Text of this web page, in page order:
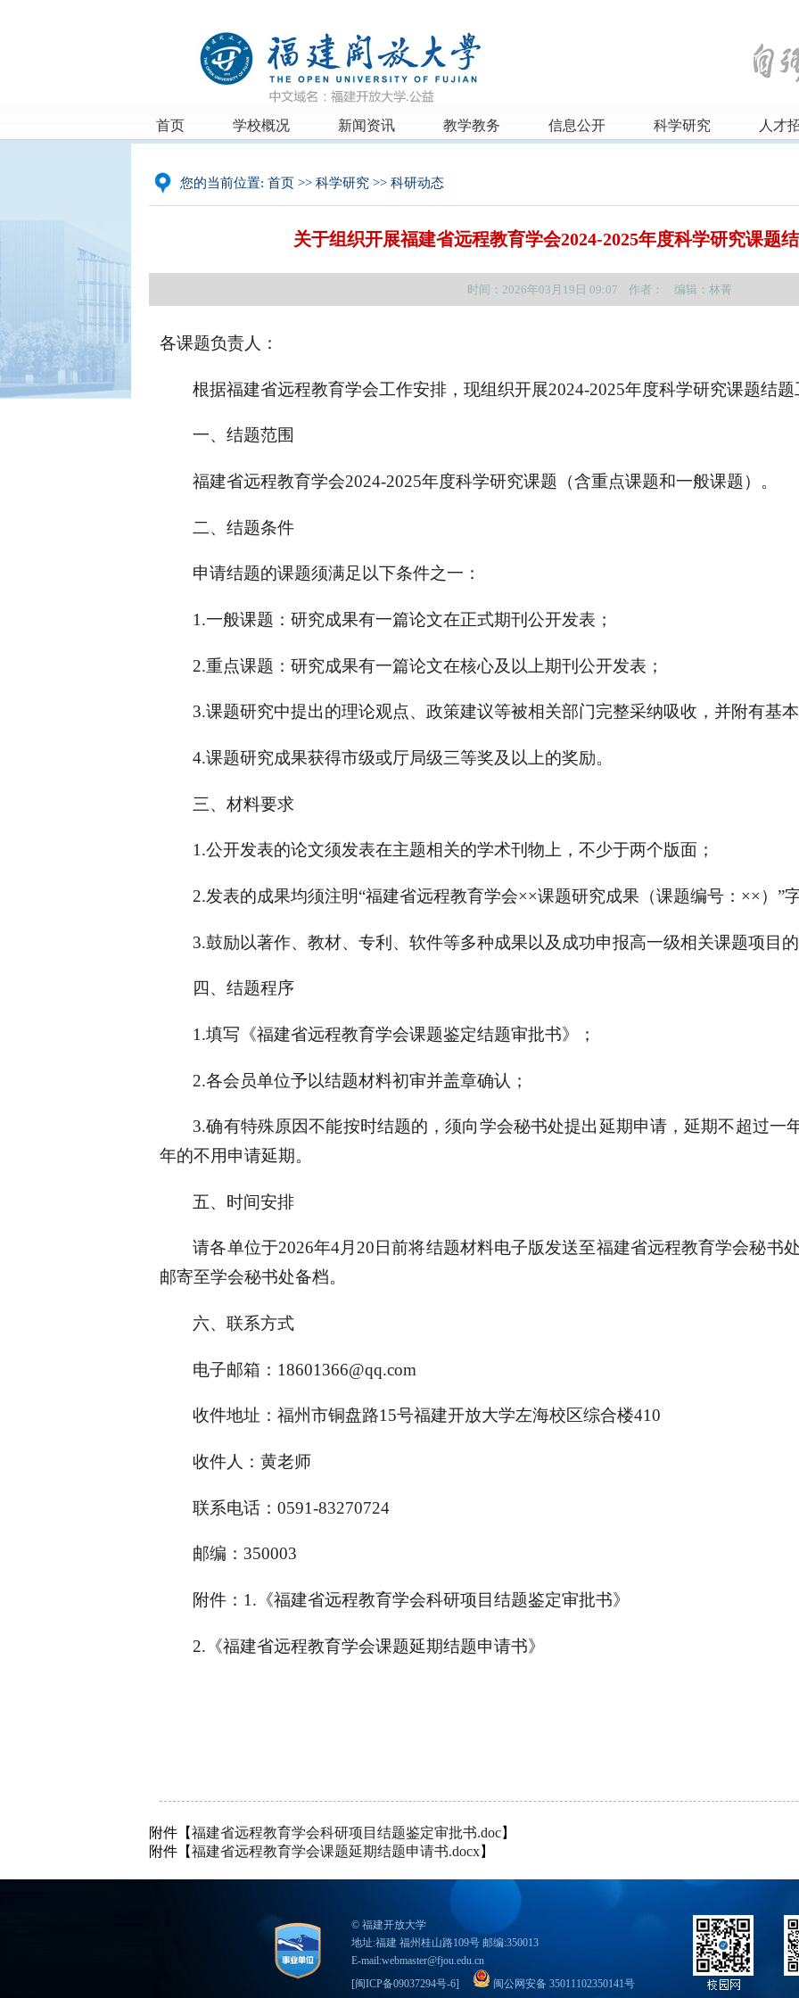
首页 学校概况 新闻资讯 教学教务 信息公开 科学研究 人才
您的当前位置: 首页 >> 科学研究 >> 科研动态
关于组织开展福建省远程教育学会2024-2025年度科学研究课题
时间：2026年03月19日 09:07 作者： 编辑：林菁
各课题负责人：
根据福建省远程教育学会工作安排，现组织开展2024-2025年度科学研究课题结题
一、结题范围
福建省远程教育学会2024-2025年度科学研究课题（含重点课题和一般课题）。
二、结题条件
申请结题的课题须满足以下条件之一：
1.一般课题：研究成果有一篇论文在正式期刊公开发表；
2.重点课题：研究成果有一篇论文在核心及以上期刊公开发表；
3.课题研究中提出的理论观点、政策建议等被相关部门完整采纳吸收，并附有基
4.课题研究成果获得市级或厅局级三等奖及以上的奖励。
三、材料要求
1.公开发表的论文须发表在主题相关的学术刊物上，不少于两个版面；
2.发表的成果均须注明“福建省远程教育学会××课题研究成果（课题编号：××）”字
3.鼓励以著作、教材、专利、软件等多种成果以及成功申报高一级相关课题项目
四、结题程序
1.填写《福建省远程教育学会课题鉴定结题审批书》；
2.各会员单位予以结题材料初审并盖章确认；
3.确有特殊原因不能按时结题的，须向学会秘书处提出延期申请，延期不超过一
年的不用申请延期。
五、时间安排
请各单位于2026年4月20日前将结题材料电子版发送至福建省远程教育学会秘书
邮寄至学会秘书处备档。
六、联系方式
电子邮箱：18601366@qq.com
收件地址：福州市铜盘路15号福建开放大学左海校区综合楼410
收件人：黄老师
联系电话：0591-83270724
邮编：350003
附件：1.《福建省远程教育学会科研项目结题鉴定审批书》
2.《福建省远程教育学会课题延期结题申请书》
附件【福建省远程教育学会科研项目结题鉴定审批书.doc】
附件【福建省远程教育学会课题延期结题申请书.docx】
© 福建开放大学
地址:福建 福州桂山路109号 邮编:350013
E-mail:webmaster@fjou.edu.cn
[闽ICP备09037294号-6] 闽公网安备 35011102350141号